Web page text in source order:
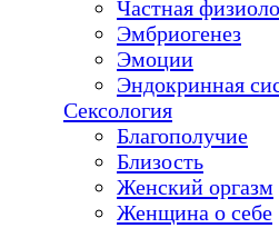
Частная
Эмбриогенез
Эмоции
Эндокринная
Сексология
Благополучие
Близость
Женский оргазм
Женщина о себе